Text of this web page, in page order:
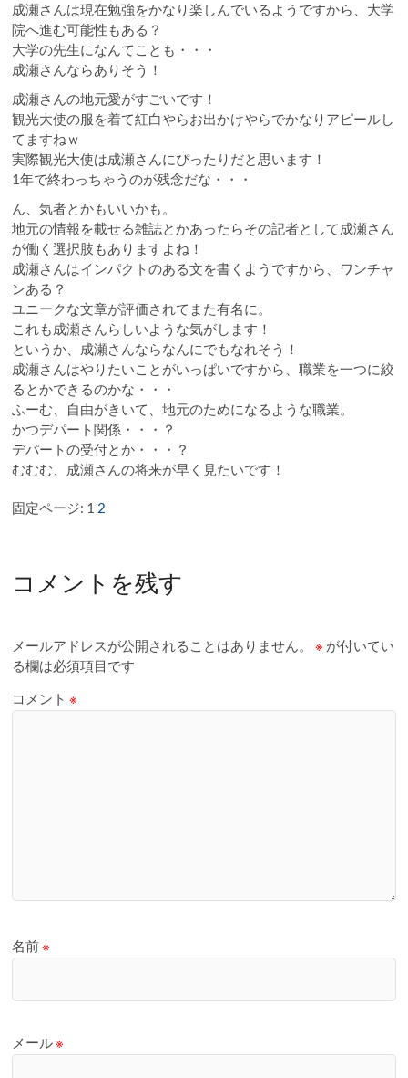
成瀬さんは現在勉強をかなり楽しんでいるようですから、大学
院へ進む可能性もある？
大学の先生になんてことも・・・
成瀬さんならありそう！
成瀬さんの地元愛がすごいです！
観光大使の服を着て紅白やらお出かけやらでかなりアピールし
てますねｗ
実際観光大使は成瀬さんにぴったりだと思います！
1年で終わっちゃうのが残念だな・・・
ん、気者とかもいいかも。
地元の情報を載せる雑誌とかあったらその記者として成瀬さん
が働く選択肢もありますよね！
成瀬さんはインパクトのある文を書くようですから、ワンチャ
ンある？
ユニークな文章が評価されてまた有名に。
これも成瀬さんらしいような気がします！
というか、成瀬さんならなんにでもなれそう！
成瀬さんはやりたいことがいっぱいですから、職業を一つに絞
るとかできるのかな・・・
ふーむ、自由がきいて、地元のためになるような職業。
かつデパート関係・・・？
デパートの受付とか・・・？
むむむ、成瀬さんの将来が早く見たいです！
固定ページ: 1 2
コメントを残す
メールアドレスが公開されることはありません。 ※ が付いてい
る欄は必須項目です
コメント※
名前※
メール※